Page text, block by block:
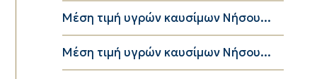
Μέση τιμή υγρών καυσίμων Νήσου...
Μέση τιμή υγρών καυσίμων Νήσου...